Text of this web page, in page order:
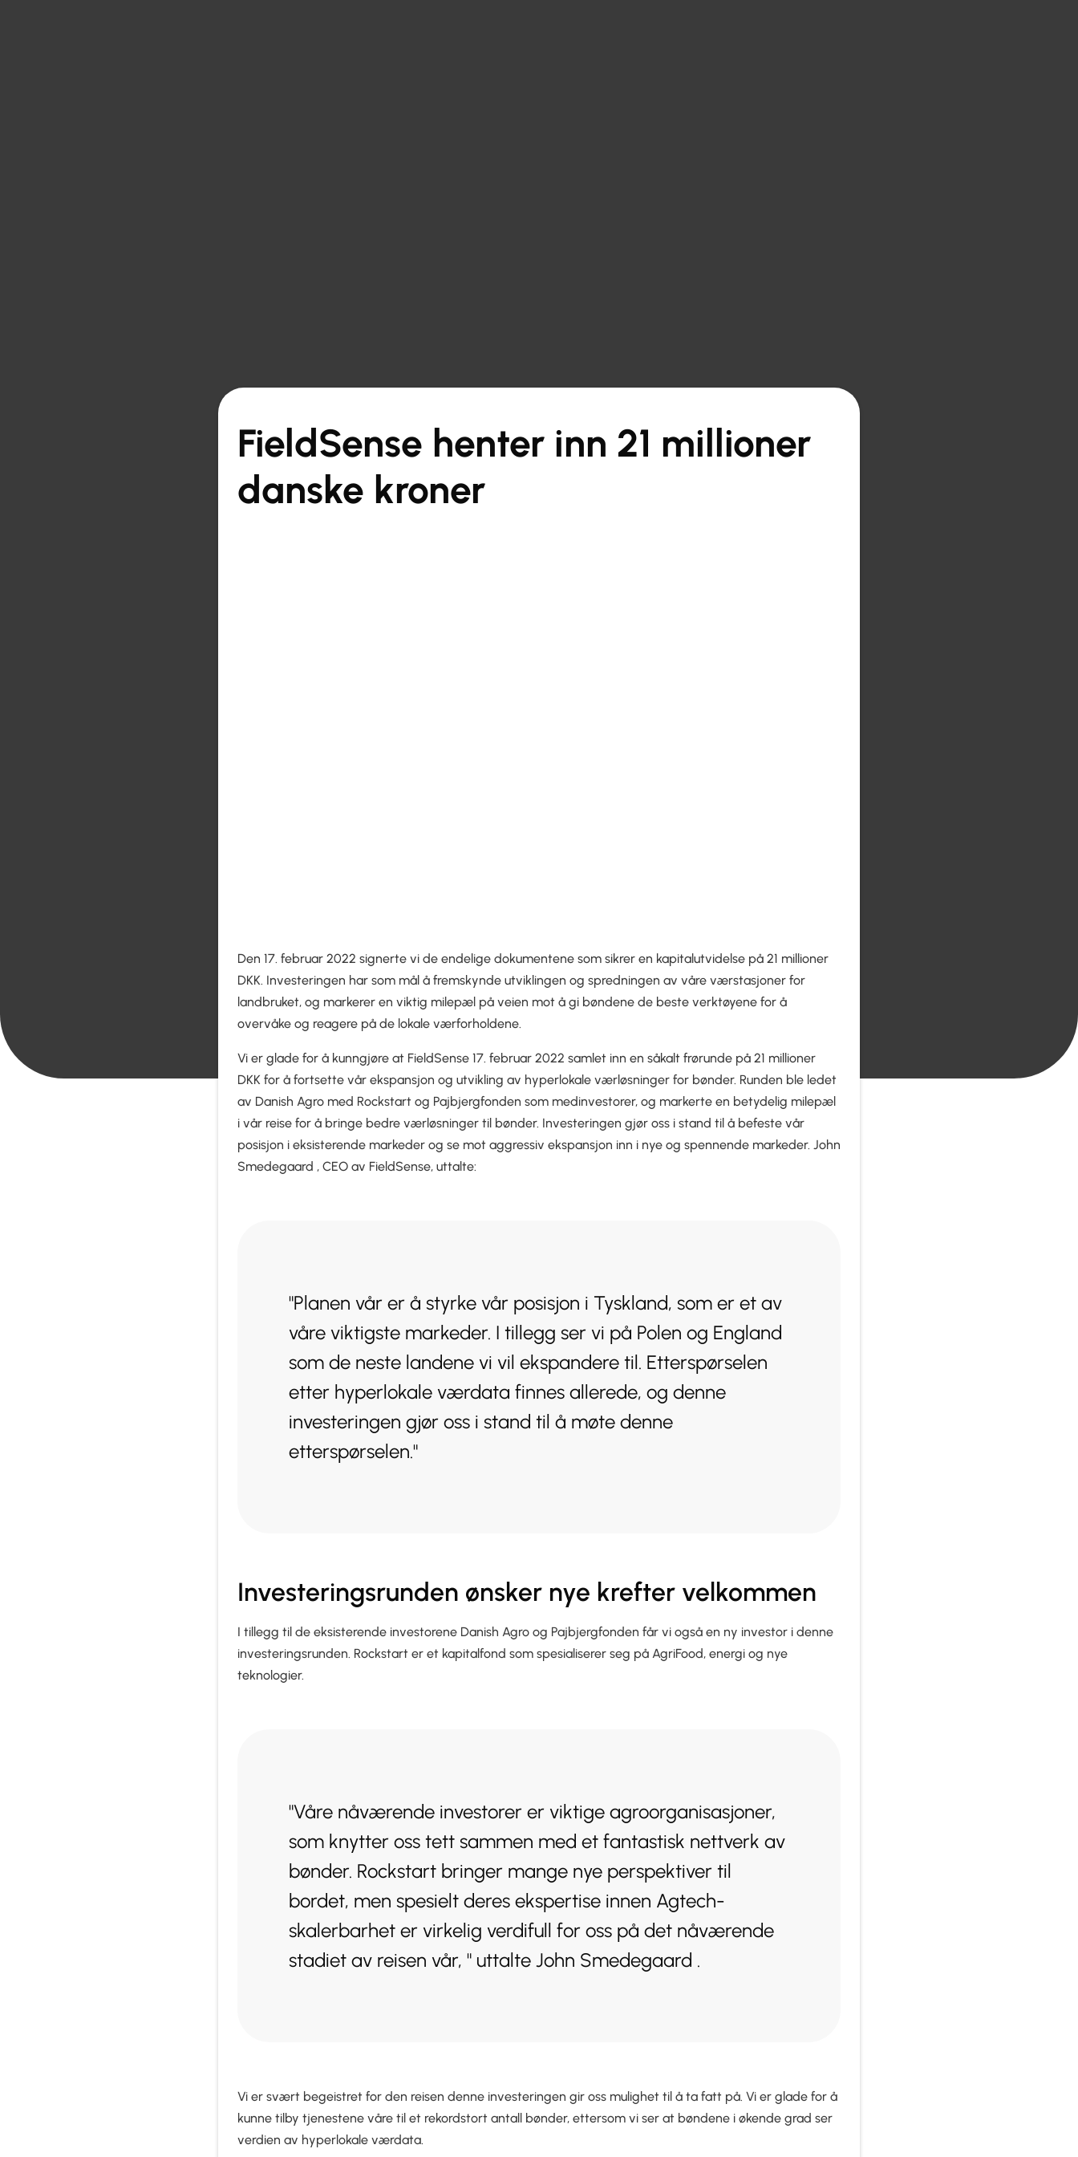
FieldSense henter inn 21 millioner
danske kroner
Den 17. februar 2022 signerte vi de endelige dokumentene som sikrer en kapitalutvidelse på 21 millioner
DKK. Investeringen har som mål å fremskynde utviklingen og spredningen av våre værstasjoner for
landbruket, og markerer en viktig milepæl på veien mot å gi bøndene de beste verktøyene for å
overvåke og reagere på de lokale værforholdene.
Vi er glade for å kunngjøre at FieldSense 17. februar 2022 samlet inn en såkalt frørunde på 21 millioner
DKK for å fortsette vår ekspansjon og utvikling av hyperlokale værløsninger for bønder. Runden ble ledet
av Danish Agro med Rockstart og Pajbjergfonden som medinvestorer, og markerte en betydelig milepæl
i vår reise for å bringe bedre værløsninger til bønder. Investeringen gjør oss i stand til å befeste vår
posisjon i eksisterende markeder og se mot aggressiv ekspansjon inn i nye og spennende markeder. John
Smedegaard , CEO av FieldSense, uttalte:
"Planen vår er å styrke vår posisjon i Tyskland, som er et av
våre viktigste markeder. I tillegg ser vi på Polen og England
som de neste landene vi vil ekspandere til. Etterspørselen
etter hyperlokale værdata finnes allerede, og denne
investeringen gjør oss i stand til å møte denne
etterspørselen."
Investeringsrunden ønsker nye krefter velkommen
I tillegg til de eksisterende investorene Danish Agro og Pajbjergfonden får vi også en ny investor i denne
investeringsrunden. Rockstart er et kapitalfond som spesialiserer seg på AgriFood, energi og nye
teknologier.
"Våre nåværende investorer er viktige agroorganisasjoner,
som knytter oss tett sammen med et fantastisk nettverk av
bønder. Rockstart bringer mange nye perspektiver til
bordet, men spesielt deres ekspertise innen Agtech-
skalerbarhet er virkelig verdifull for oss på det nåværende
stadiet av reisen vår, " uttalte John Smedegaard .
Vi er svært begeistret for den reisen denne investeringen gir oss mulighet til å ta fatt på. Vi er glade for å
kunne tilby tjenestene våre til et rekordstort antall bønder, ettersom vi ser at bøndene i økende grad ser
verdien av hyperlokale værdata.